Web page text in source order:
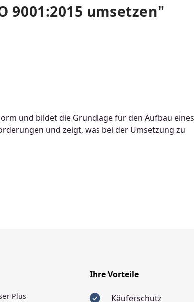
9001:2015 umsetzen"
und bildet die Grundlage für den Aufbau eines
und zeigt, was bei der Umsetzung zu
Plus
Ihre Vorteile
Käuferschutz